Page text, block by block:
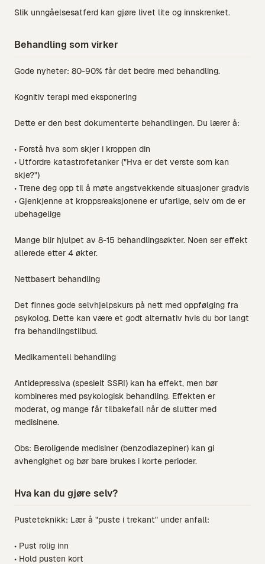
Slik unngåelsesatferd kan gjøre livet lite og innskrenket.
Behandling som virker
Gode nyheter: 80-90% får det bedre med behandling.
Kognitiv terapi med eksponering
Dette er den best dokumenterte behandlingen. Du lærer å:
• Forstå hva som skjer i kroppen din
• Utfordre katastrofetanker ("Hva er det verste som kan
skje?")
• Trene deg opp til å møte angstvekkende situasjoner gradvis
• Gjenkjenne at kroppsreaksjonene er ufarlige, selv om de er
ubehagelige
Mange blir hjulpet av 8-15 behandlingsøkter. Noen ser effekt
allerede etter 4 økter.
Nettbasert behandling
Det finnes gode selvhjelpskurs på nett med oppfølging fra
psykolog. Dette kan være et godt alternativ hvis du bor langt
fra behandlingstilbud.
Medikamentell behandling
Antidepressiva (spesielt SSRI) kan ha effekt, men bør
kombineres med psykologisk behandling. Effekten er
moderat, og mange får tilbakefall når de slutter med
medisinene.
Obs: Beroligende medisiner (benzodiazepiner) kan gi
avhengighet og bør bare brukes i korte perioder.
Hva kan du gjøre selv?
Pusteteknikk: Lær å "puste i trekant" under anfall:
• Pust rolig inn
• Hold pusten kort